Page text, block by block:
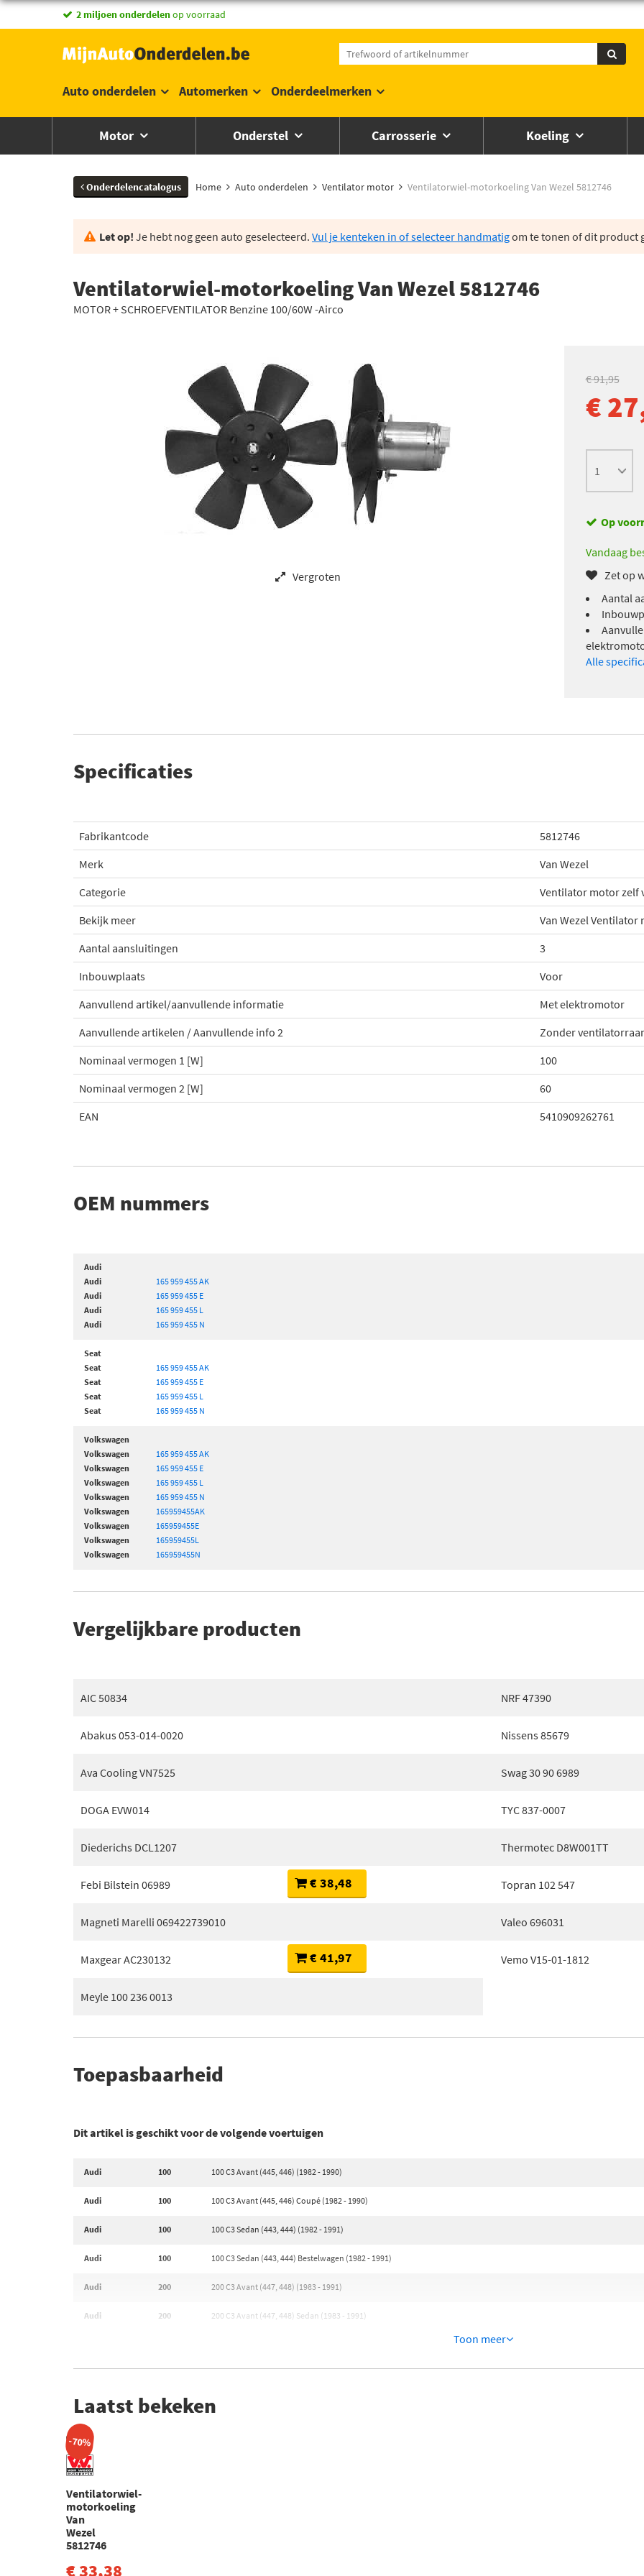
2 miljoen onderdelenop voorraad
Auto onderdelen Automerken Onderdeelmerken
Motor Onderstel Carrosserie Koeling
Onderdelencatalogus Home Auto onderdelen Ventilator motor Ventilatorwiel-motorkoeling Van Wezel 5812746
Let op! Je hebt nog geen auto geselecteerd. Vul je kenteken in of selecteer handmatigom te tonen of dit product
Ventilatorwiel-motorkoeling Van Wezel 5812746
MOTOR + SCHROEFVENTILATOR Benzine 100/60W -Airco
Vergroten
€ 91,95
€
Op
Vandaag
Zet op
Aantal
Alle
Specificaties
Fabrikantcode
5812746
Merk
Van Wezel
Categorie
Ventilator motor zelf
Bekijk meer
Van Wezel Ventilator
Aantal aansluitingen
3
Inbouwplaats
Voor
Aanvullend artikel/aanvullende informatie
Met elektromotor
Aanvullende artikelen / Aanvullende info 2
Zonder
Nominaal vermogen 1 [W]
100
Nominaal vermogen 2 [W]
60
EAN
5410909262761
OEM nummers
Audi
Audi
165 959 455 AK
Audi
165 959 455 E
Audi
165 959 455 L
Audi
165 959 455 N
Seat
Seat
165 959 455 AK
Seat
165 959 455 E
Seat
165 959 455 L
Seat
165 959 455 N
Volkswagen
Volkswagen
165 959 455 AK
Volkswagen
165 959 455 E
Volkswagen
165 959 455 L
Volkswagen
165 959 455 N
Volkswagen
165959455AK
Volkswagen
165959455E
Volkswagen
165959455L
Volkswagen
165959455N
Vergelijkbare producten
AIC 50834
Abakus 053-014-0020
Ava Cooling VN7525
DOGA EVW014
Diederichs DCL1207
Febi Bilstein 06989 € 38,48
Magneti Marelli 069422739010
Maxgear AC230132 € 41,97
Meyle 100 236 0013
NRF 47390
Nissens 85679
Swag 30 90 6989
TYC 837-0007
Thermotec D8W001TT
Topran 102 547
Valeo 696031
Vemo V15-01-1812
Toepasbaarheid
Dit artikel is geschikt voor de volgende voertuigen
Audi 100 100 C3 Avant (445, 446) (1982 - 1990)
Audi 100 100 C3 Avant (445, 446) Coupé (1982 - 1990)
Audi 100 100 C3 Sedan (443, 444) (1982 - 1991)
Audi 100 100 C3 Sedan (443, 444) Bestelwagen (1982 - 1991)
Audi 200 200 C3 Avant (447, 448) (1983 - 1991)
Audi 200 200 C3 Avant (447, 448) Sedan (1983 - 1991)
Toon meer
Laatst bekeken
-70%
Ventilatorwiel-
motorkoeling
Van
Wezel
5812746
€ 33,38